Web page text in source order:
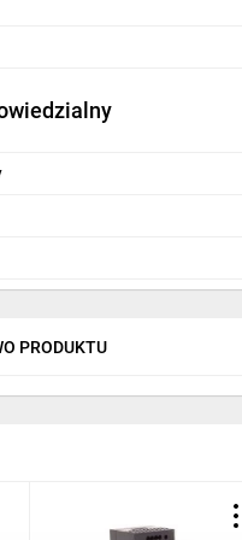
PRODUKTU